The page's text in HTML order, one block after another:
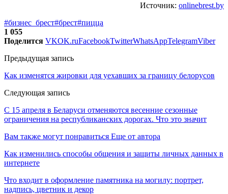
Источник: onlinebrest.by
#бизнес_брест#брест#пицца
1 055
Поделится VKOK.ruFacebookTwitterWhatsAppTelegramViber
Предыдущая запись
Как изменятся жировки для уехавших за границу белорусов
Следующая запись
С 15 апреля в Беларуси отменяются весенние сезонные
ограничения на республиканских дорогах. Что это значит
Вам также могут понравиться Еще от автора
Как изменились способы общения и защиты личных данных в
интернете
Что входит в оформление памятника на могилу: портрет,
надпись, цветник и декор